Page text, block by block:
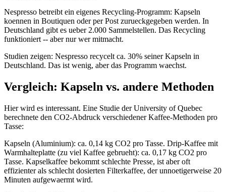
Nespresso betreibt ein eigenes Recycling-Programm: Kapseln
koennen in Boutiquen oder per Post zurueckgegeben werden. In
Deutschland gibt es ueber 2.000 Sammelstellen. Das Recycling
funktioniert -- aber nur wer mitmacht.
Studien zeigen: Nespresso recycelt ca. 30% seiner Kapseln in
Deutschland. Das ist wenig, aber das Programm waechst.
Vergleich: Kapseln vs. andere Methoden
Hier wird es interessant. Eine Studie der University of Quebec
berechnete den CO2-Abdruck verschiedener Kaffee-Methoden pro
Tasse:
Kapseln (Aluminium): ca. 0,14 kg CO2 pro Tasse. Drip-Kaffee mit
Warmhalteplatte (zu viel Kaffee gebrueht): ca. 0,17 kg CO2 pro
Tasse. Kapselkaffee bekommt schlechte Presse, ist aber oft
effizienter als schlecht dosierten Filterkaffee, der unnoetigerweise 20
Minuten aufgewaermt wird.